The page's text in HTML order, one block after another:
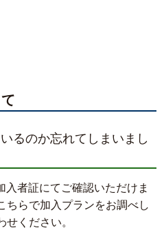
るのか忘れてしまいまし
者証にてご確認いただけま
ちらで加入プランをお調べし
せください。